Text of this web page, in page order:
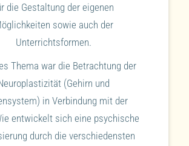
die Gestaltung der eigenen
sowie auch der
Unterrichtsformen.
Thema war die Betrachtung der
(Gehirn und
in Verbindung mit der
entwickelt sich eine psychische
durch die verschiedensten